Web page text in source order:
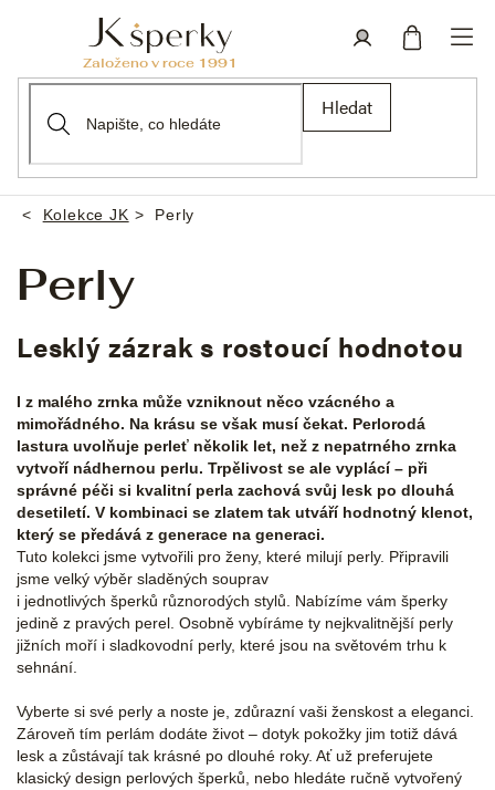
Hledat
Domů
Kolekce JK Perly
Perly
Lesklý zázrak s rostoucí hodnotou
I z malého zrnka může vzniknout něco vzácného a
mimořádného. Na krásu se však musí čekat. Perlorodá
lastura uvolňuje perleť několik let, než z nepatrného zrnka
vytvoří nádhernou perlu. Trpělivost se ale vyplácí – při
správné péči si kvalitní perla zachová svůj lesk po dlouhá
desetiletí. V kombinaci se zlatem tak utváří hodnotný klenot,
který se předává z generace na generaci.
Tuto kolekci jsme vytvořili pro ženy, které milují perly. Připravili
jsme velký výběr sladěných souprav
i jednotlivých šperků různorodých stylů. Nabízíme vám šperky
jedině z pravých perel. Osobně vybíráme ty nejkvalitnější perly
jižních moří i sladkovodní perly, které jsou na světovém trhu k
sehnání.
Vyberte si své perly a noste je, zdůrazní vaši ženskost a eleganci.
Zároveň tím perlám dodáte život – dotyk pokožky jim totiž dává
lesk a zůstávají tak krásné po dlouhé roky. Ať už preferujete
klasický design perlových šperků, nebo hledáte ručně vytvořený